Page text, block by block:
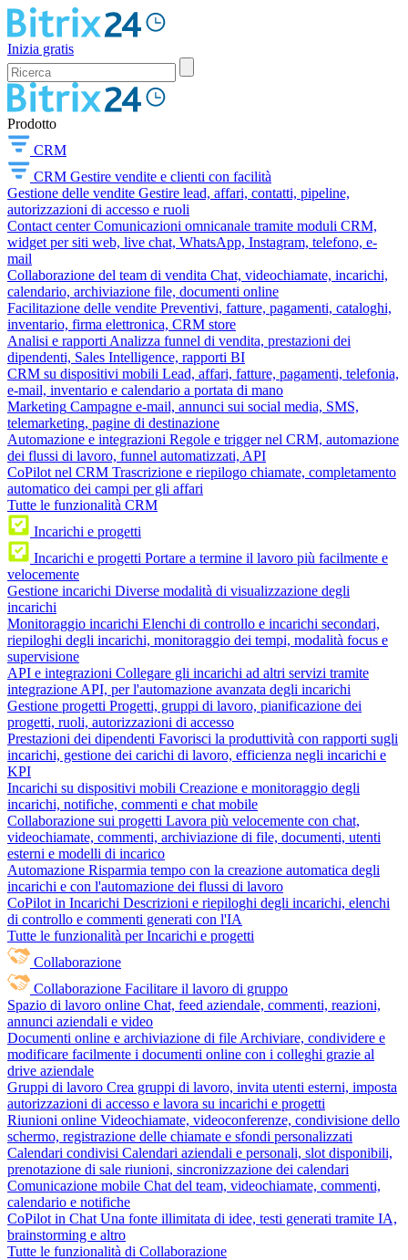
Inizia gratis
Prodotto
CRM
CRM Gestire vendite e clienti con facilità
Gestione delle vendite Gestire lead, affari, contatti, pipeline,
autorizzazioni di accesso e ruoli
Contact center Comunicazioni omnicanale tramite moduli CRM,
widget per siti web, live chat, WhatsApp, Instagram, telefono, e-
mail
Collaborazione del team di vendita Chat, videochiamate, incarichi,
calendario, archiviazione file, documenti online
Facilitazione delle vendite Preventivi, fatture, pagamenti, cataloghi,
inventario, firma elettronica, CRM store
Analisi e rapporti Analizza funnel di vendita, prestazioni dei
dipendenti, Sales Intelligence, rapporti BI
CRM su dispositivi mobili Lead, affari, fatture, pagamenti, telefonia,
e-mail, inventario e calendario a portata di mano
Marketing Campagne e-mail, annunci sui social media, SMS,
telemarketing, pagine di destinazione
Automazione e integrazioni Regole e trigger nel CRM, automazione
dei flussi di lavoro, funnel automatizzati, API
CoPilot nel CRM Trascrizione e riepilogo chiamate, completamento
automatico dei campi per gli affari
Tutte le funzionalità CRM
Incarichi e progetti
Incarichi e progetti Portare a termine il lavoro più facilmente e
velocemente
Gestione incarichi Diverse modalità di visualizzazione degli
incarichi
Monitoraggio incarichi Elenchi di controllo e incarichi secondari,
riepiloghi degli incarichi, monitoraggio dei tempi, modalità focus e
supervisione
API e integrazioni Collegare gli incarichi ad altri servizi tramite
integrazione API, per l'automazione avanzata degli incarichi
Gestione progetti Progetti, gruppi di lavoro, pianificazione dei
progetti, ruoli, autorizzazioni di accesso
Prestazioni dei dipendenti Favorisci la produttività con rapporti sugli
incarichi, gestione dei carichi di lavoro, efficienza negli incarichi e
KPI
Incarichi su dispositivi mobili Creazione e monitoraggio degli
incarichi, notifiche, commenti e chat mobile
Collaborazione sui progetti Lavora più velocemente con chat,
videochiamate, commenti, archiviazione di file, documenti, utenti
esterni e modelli di incarico
Automazione Risparmia tempo con la creazione automatica degli
incarichi e con l'automazione dei flussi di lavoro
CoPilot in Incarichi Descrizioni e riepiloghi degli incarichi, elenchi
di controllo e commenti generati con l'IA
Tutte le funzionalità per Incarichi e progetti
Collaborazione
Collaborazione Facilitare il lavoro di gruppo
Spazio di lavoro online Chat, feed aziendale, commenti, reazioni,
annunci aziendali e video
Documenti online e archiviazione di file Archiviare, condividere e
modificare facilmente i documenti online con i colleghi grazie al
drive aziendale
Gruppi di lavoro Crea gruppi di lavoro, invita utenti esterni, imposta
autorizzazioni di accesso e lavora su incarichi e progetti
Riunioni online Videochiamate, videoconferenze, condivisione dello
schermo, registrazione delle chiamate e sfondi personalizzati
Calendari condivisi Calendari aziendali e personali, slot disponibili,
prenotazione di sale riunioni, sincronizzazione dei calendari
Comunicazione mobile Chat del team, videochiamate, commenti,
calendario e notifiche
CoPilot in Chat Una fonte illimitata di idee, testi generati tramite IA,
brainstorming e altro
Tutte le funzionalità di Collaborazione